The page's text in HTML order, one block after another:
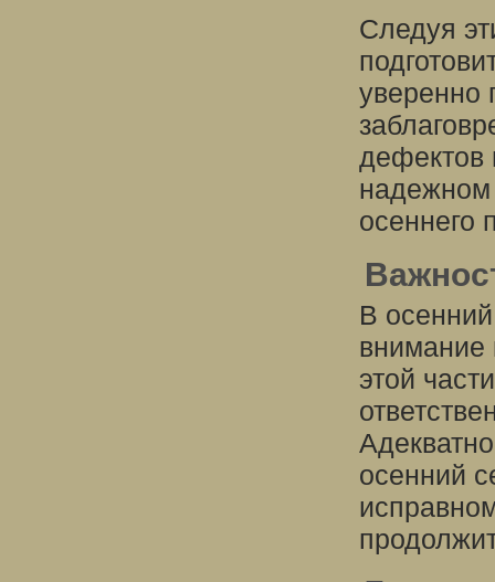
Следуя
уверенно
дефектов
надежном
осеннего
В
внимание
этой
осенний